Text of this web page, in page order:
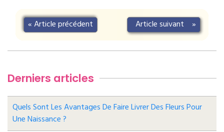
«Article précédent Article suivant »
Derniers articles
Quels Sont Les Avantages De Faire Livrer Des Fleurs Pour
Une Naissance ?